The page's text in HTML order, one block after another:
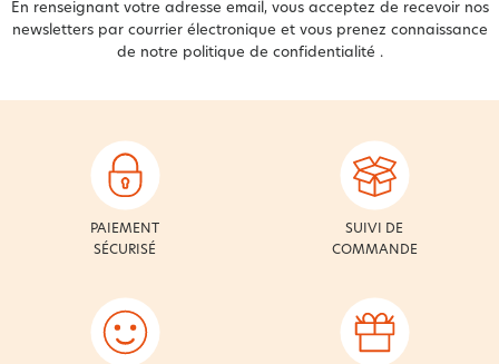
En renseignant votre adresse email, vous acceptez de recevoir nos
newsletters par courrier électronique et vous prenez connaissance
de notre politique de confidentialité .
PAIEMENT
SÉCURISÉ
SUIVI DE
COMMANDE